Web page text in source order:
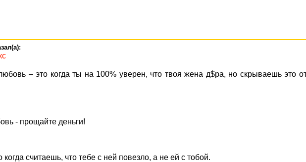
– это когда ты на 100% уверен, что твоя жена д$ра, но скрываешь это
- прощайте деньги!
считаешь, что тебе с ней повезло, а не ей с тобой.